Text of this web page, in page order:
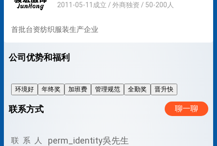
2011-05-11成立 / 外商独资 / 50-200人
首批台资纺织服装生产企业
公司优势和福利
环境好 年终奖 加班费 管理规范 全勤奖 晋升快
联系方式 聊一聊
联 系 人 perm_identity吳先生